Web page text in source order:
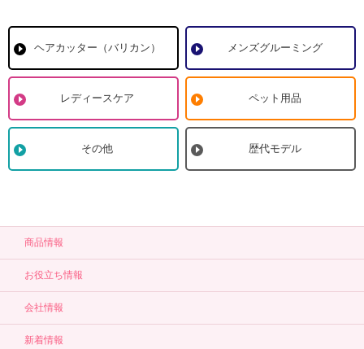
ヘアカッター（バリカン） メンズグルーミング
レディースケア ペット用品
その他 歴代モデル
商品情報
お役立ち情報
会社情報
新着情報